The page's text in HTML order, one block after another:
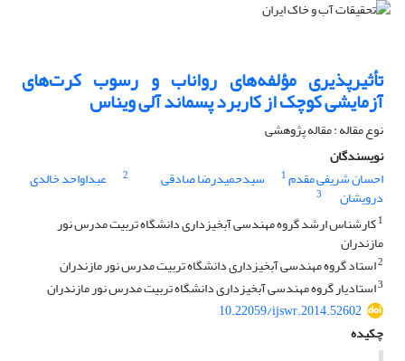
تأثیرپذیری مؤلفه‌های رواناب و رسوب کرت‌های
آزمایشی کوچک از کاربرد پسماند آلی ویناس
نوع مقاله : مقاله پژوهشی
نویسندگان
احسان شریفی مقدم1 سیدحمیدرضا صادقی 2 عبداواحد خالدی
درویشان
3
1کارشناس ارشد گروه مهندسی آبخیزداری دانشگاه تربیت مدرس نور
مازندران
2استاد گروه مهندسی آبخیزداری دانشگاه تربیت مدرس نور مازندران
3استادیار گروه مهندسی آبخیزداری دانشگاه تربیت مدرس نور مازندران
10.22059/ijswr.2014.52602
چکیده